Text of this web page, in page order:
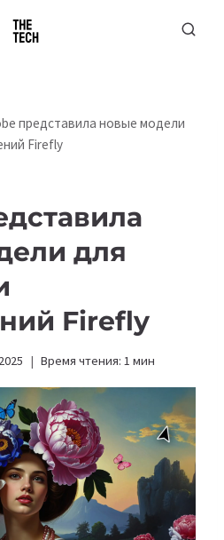
представила новые модели
Firefly
для
Firefly
Время чтения: 1 мин